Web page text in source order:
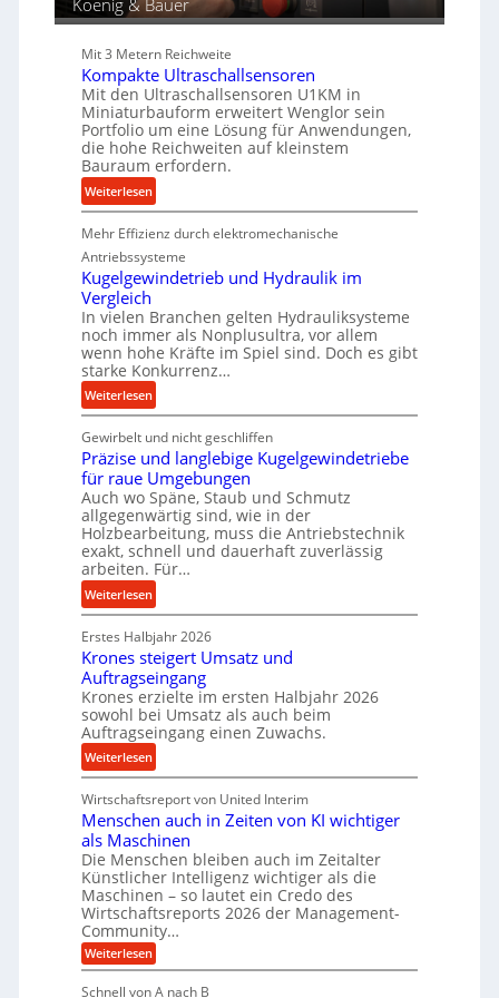
r
d
i
e
P
r
o
d
u
k
t
i
o
n
i
n
d
e
n
M
t
e
l
s
t
a
n
d
Koenig & Bauer
Mit 3 Metern Reichweite
Kompakte Ultraschallsensoren
Mit den Ultraschallsensoren U1KM in
Miniaturbauform erweitert Wenglor sein
Portfolio um eine Lösung für Anwendungen,
die hohe Reichweiten auf kleinstem
Bauraum erfordern.
Weiterlesen:
K
o
m
p
k
t
e
U
l
r
a
s
c
h
a
l
s
e
n
s
o
r
e
n
Mehr Effizienz durch elektromechanische
Antriebssysteme
Kugelgewindetrieb und Hydraulik im
Vergleich
In vielen Branchen gelten Hydrauliksysteme
noch immer als Nonplusultra, vor allem
wenn hohe Kräfte im Spiel sind. Doch es gibt
starke Konkurrenz…
Weiterlesen:
K
u
g
e
l
g
e
w
i
n
e
t
r
i
e
b
u
n
d
H
y
d
r
a
u
l
Gewirbelt und nicht geschliffen
Präzise und langlebige Kugelgewindetriebe
für raue Umgebungen
Auch wo Späne, Staub und Schmutz
allgegenwärtig sind, wie in der
Holzbearbeitung, muss die Antriebstechnik
exakt, schnell und dauerhaft zuverlässig
arbeiten. Für…
Weiterlesen:
P
r
ä
z
i
s
e
u
n
d
l
a
n
g
l
e
b
i
Erstes Halbjahr 2026
Krones steigert Umsatz und
Auftragseingang
Krones erzielte im ersten Halbjahr 2026
sowohl bei Umsatz als auch beim
Auftragseingang einen Zuwachs.
Weiterlesen:
K
r
o
n
e
s
s
t
e
i
g
Wirtschaftsreport von United Interim
Menschen auch in Zeiten von KI wichtiger
als Maschinen
Die Menschen bleiben auch im Zeitalter
Künstlicher Intelligenz wichtiger als die
Maschinen – so lautet ein Credo des
Wirtschaftsreports 2026 der Management-
Community…
Weiterlesen:
M
Schnell von A nach B